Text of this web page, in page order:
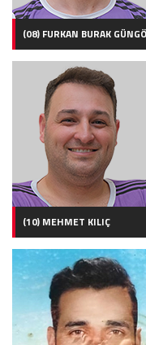
(08) FURKAN BURAK
(10) MEHMET KILIÇ